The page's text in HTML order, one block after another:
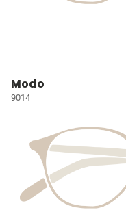
Modo
9014